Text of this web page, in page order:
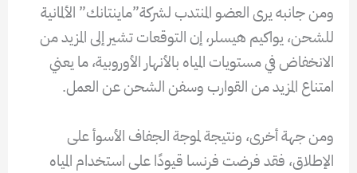
ومن جانبه يرى العضو المنتدب لشركة”ماينتانك” الألمانية
للشحن، يواكيم هيسلر، إن التوقعات تشير إلى المزيد من
الانخفاض في مستويات المياه بالأنهار الأوروبية، ما يعني
امتناع المزيد من القوارب وسفن الشحن عن العمل.
ومن جهة أخرى، ونتيجة لموجة الجفاف الأسوأ على
الإطلاق، فقد فرضت فرنسا قيودًا على استخدام المياه